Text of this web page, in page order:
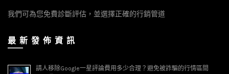
我們可為您免費診斷評估，並選擇正確的行銷管道
最 新 發 佈 資 訊
請人移除Google一星評論費用多少合理？避免被詐騙的行情區間